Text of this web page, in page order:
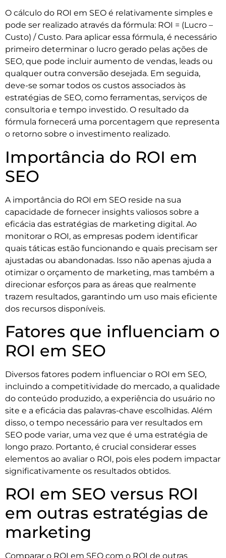
O cálculo do ROI em SEO é relativamente simples e
pode ser realizado através da fórmula: ROI = (Lucro –
Custo) / Custo. Para aplicar essa fórmula, é necessário
primeiro determinar o lucro gerado pelas ações de
SEO, que pode incluir aumento de vendas, leads ou
qualquer outra conversão desejada. Em seguida,
deve-se somar todos os custos associados às
estratégias de SEO, como ferramentas, serviços de
consultoria e tempo investido. O resultado da
fórmula fornecerá uma porcentagem que representa
o retorno sobre o investimento realizado.
Importância do ROI em
SEO
A importância do ROI em SEO reside na sua
capacidade de fornecer insights valiosos sobre a
eficácia das estratégias de marketing digital. Ao
monitorar o ROI, as empresas podem identificar
quais táticas estão funcionando e quais precisam ser
ajustadas ou abandonadas. Isso não apenas ajuda a
otimizar o orçamento de marketing, mas também a
direcionar esforços para as áreas que realmente
trazem resultados, garantindo um uso mais eficiente
dos recursos disponíveis.
Fatores que influenciam o
ROI em SEO
Diversos fatores podem influenciar o ROI em SEO,
incluindo a competitividade do mercado, a qualidade
do conteúdo produzido, a experiência do usuário no
site e a eficácia das palavras-chave escolhidas. Além
disso, o tempo necessário para ver resultados em
SEO pode variar, uma vez que é uma estratégia de
longo prazo. Portanto, é crucial considerar esses
elementos ao avaliar o ROI, pois eles podem impactar
significativamente os resultados obtidos.
ROI em SEO versus ROI
em outras estratégias de
marketing
Comparar o ROI em SEO com o ROI de outras